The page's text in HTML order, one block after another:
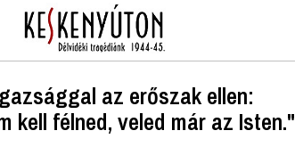
az erőszak ellen:
kell félned, veled már az Isten."